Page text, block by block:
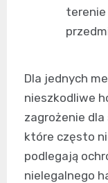
terenie
Dla jednych
nieszkodliwe
zagrożenie
które często
podlegają
nielegalnego